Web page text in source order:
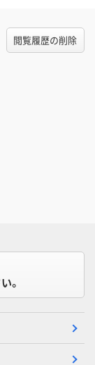
閲覧履歴の削除
。